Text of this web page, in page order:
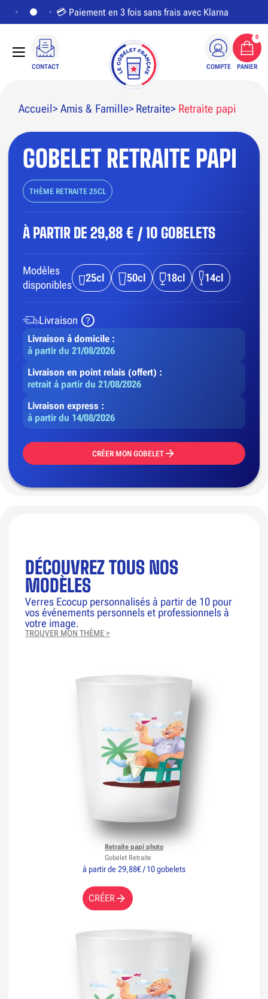
💳 Paiement en 3 fois sans frais avec Klarna
CONTACT COMPTE PANIER
0
Accueil Amis & Famille Retraite Retraite papi
PERSONNALISER LE VISUEL
GOBELET RETRAITE PAPI
THÈME RETRAITE 25CL
À PARTIR DE 29,88 € / 10 GOBELETS
Modèles
disponibles
25cl 50cl 18cl 14cl
Livraison
Livraison à domicile :
à partir du 21/08/2026
Livraison en point relais (offert) :
retrait à partir du 21/08/2026
Livraison express :
à partir du 14/08/2026
CRÉER MON GOBELET
DÉCOUVREZ TOUS NOS
MODÈLES
Verres Ecocup personnalisés à partir de 10 pour
vos événements personnels et professionnels à
votre image.
TROUVER MON THÈME >
à partir de 29,88€ / 10 gobelets
CRÉER
Retraite papi photo
Gobelet Retraite